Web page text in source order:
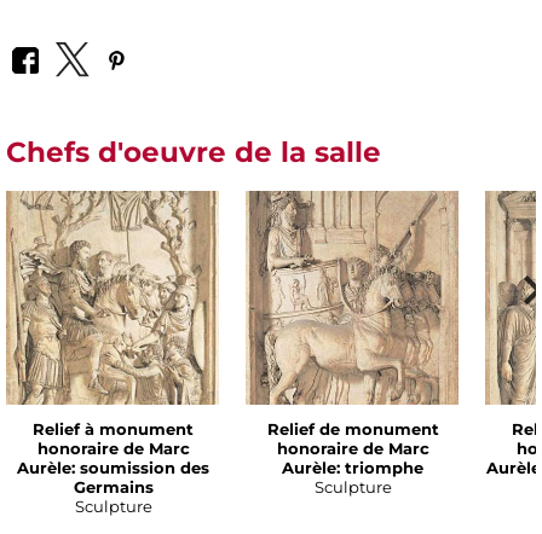
Chefs d'oeuvre de la salle
Relief à monument
honoraire de Marc
Aurèle: soumission des
Germains
Sculpture
Relief de monument
honoraire de Marc
Aurèle: triomphe
Sculpture